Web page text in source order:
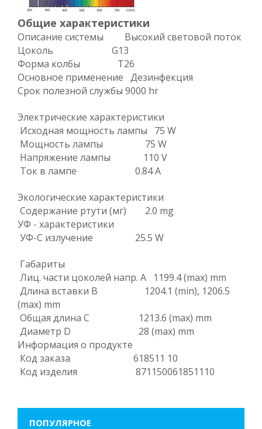
Общие характеристики
Описание системы Высокий световой поток
Цоколь G13
Форма колбы T26
Основное применение Дезинфекция
Срок полезной службы 9000 hr
Электрические характеристики
Исходная мощность лампы 75 W
Мощность лампы 75 W
Напряжение лампы 110 V
Ток в лампе 0.84 A
Экологические характеристики
Содержание ртути (мг) 2.0 mg
УФ - характеристики
УФ-C излучение 25.5 W
Габариты
Лиц. части цоколей напр. А 1199.4 (max) mm
Длина вставки В 1204.1 (min), 1206.5
(max) mm
Общая длина С 1213.6 (max) mm
Диаметр D 28 (max) mm
Информация о продукте
Код заказа 618511 10
Код изделия 871150061851110
ПОПУЛЯРНОЕ